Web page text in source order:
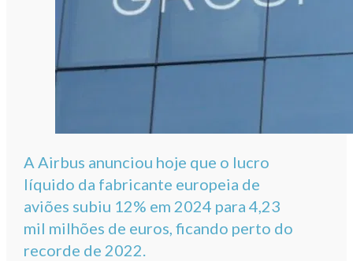
A Airbus anunciou hoje que o lucro
líquido da fabricante europeia de
aviões subiu 12% em 2024 para 4,23
mil milhões de euros, ficando perto do
recorde de 2022.